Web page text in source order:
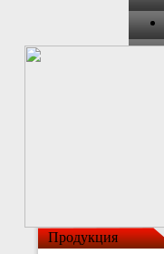
Продукция